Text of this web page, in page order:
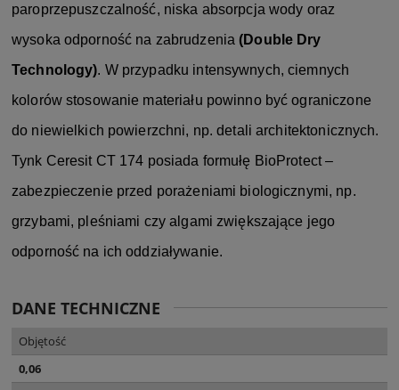
paroprzepuszczalność, niska absorpcja wody oraz
wysoka odporność na zabrudzenia(Double Dry
Technology). W przypadku intensywnych, ciemnych
kolorów stosowanie materiału powinno być ograniczone
do niewielkich powierzchni, np. detali architektonicznych.
Tynk Ceresit CT 174 posiada formułę BioProtect –
zabezpieczenie przed porażeniami biologicznymi, np.
grzybami, pleśniami czy algami zwiększające jego
odporność na ich oddziaływanie.
DANE TECHNICZNE
Objętość
0,06